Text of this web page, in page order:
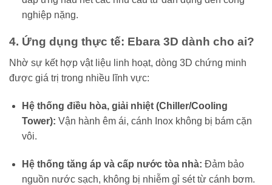
nghiệp nặng.
4. Ứng dụng thực tế: Ebara 3D dành cho ai?
Nhờ sự kết hợp vật liệu linh hoạt, dòng 3D chứng minh
được giá trị trong nhiều lĩnh vực:
Hệ thống điều hòa, giải nhiệt (Chiller/Cooling
Tower): Vận hành êm ái, cánh Inox không bị bám cặn
vôi.
Hệ thống tăng áp và cấp nước tòa nhà: Đảm bảo
nguồn nước sạch, không bị nhiễm gỉ sét từ cánh bơm.